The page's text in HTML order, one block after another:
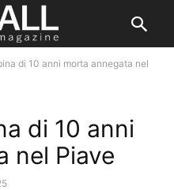
di 10 anni morta annegata nel
di 10 anni
nel Piave